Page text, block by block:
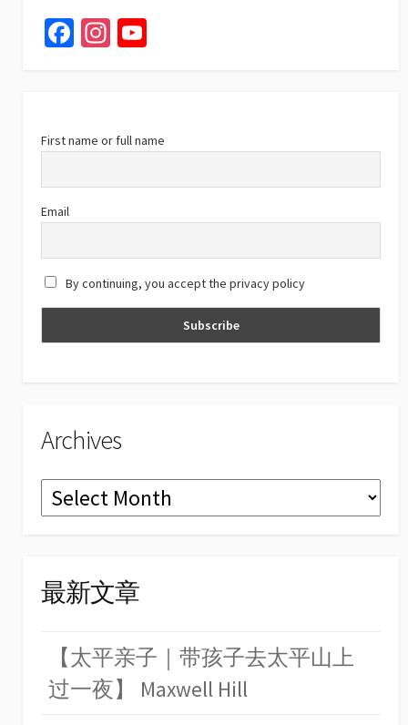
Fa
o
k
In
m b
e
a
n
el
First name or full name
Email
By continuing, you accept the privacy policy
Archives
Archives
最新文章
【太平亲子｜带孩子去太平山上
过一夜】 Maxwell Hill